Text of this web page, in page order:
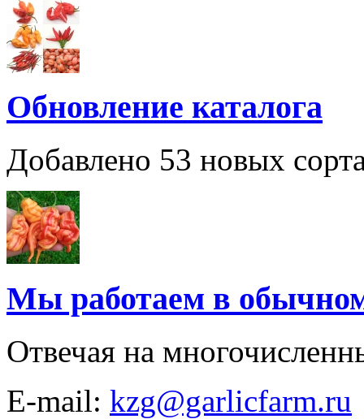
Обновление каталога
Добавлено 53 новых
Мы работаем в
Отвечая на
E-mail: kzg@garlicfarm.ru